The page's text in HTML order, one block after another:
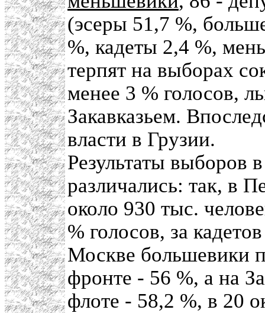
(эсеры 51,7 %,
%, кадеты 2,4 %,
терпят на выборах
менее 3 % голосов,
Закавказьем.
власти в Грузии.
Результаты выборов
различались: так, в
около 930 тыс.
% голосов, за
Москве большевики
фронте - 56 %, а на
флоте - 58,2 %, в 20